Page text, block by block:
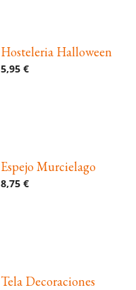
Hosteleria Halloween
5,95 €
Espejo Murcielago
8,75 €
Tela Decoraciones